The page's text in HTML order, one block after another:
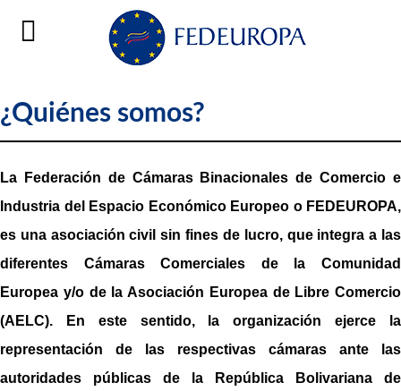
¿Quiénes somos?
La Federación de Cámaras Binacionales de Comercio e
Industria del Espacio Económico Europeo o FEDEUROPA,
es una asociación civil sin fines de lucro, que integra a las
diferentes Cámaras Comerciales de la Comunidad
Europea y/o de la Asociación Europea de Libre Comercio
(AELC). En este sentido, la organización ejerce la
representación de las respectivas cámaras ante las
autoridades públicas de la República Bolivariana de